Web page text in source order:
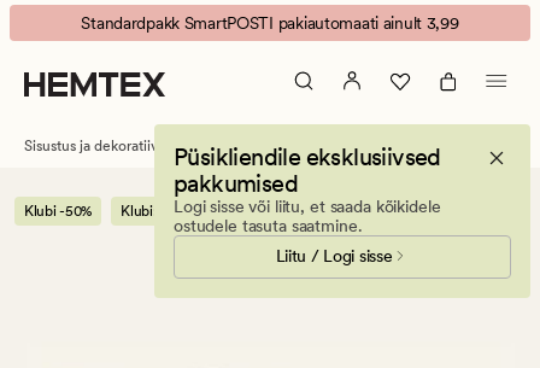
Sense
Celebrate
lõhnaküünal
hõbedane
Animated
banner.
Press
ESCAPE
Standardpakk SmartPOSTI pakiautomaati ainult 3,99
Püsikliendile eksklusiivsed
pakkumised
Logi sisse või liitu, et saada kõikidele
ostudele tasuta saatmine.
Liitu / Logi sisse
Sisustus ja dekoratiivesemed Küünlad ja lõhnaküünlad Lõhnaküünlad
Klubi -50% Klubi:võta 3 maksa 2